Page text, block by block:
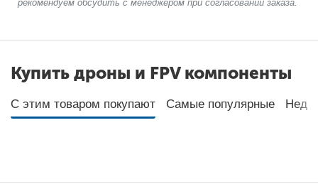
рекомендуем обсудить с менеджером при согласовании заказа.
Купить дроны и FPV компоненты
С этим товаром покупают Самые популярные